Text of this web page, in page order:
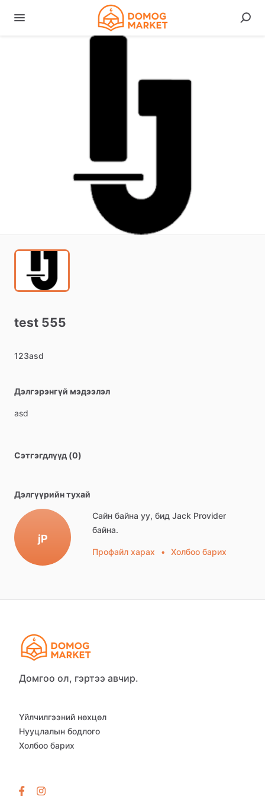
test 555
123asd
Дэлгэрэнгүй мэдээлэл
asd
Сэтгэгдлүүд (0)
Дэлгүүрийн тухай
jP
Сайн байна уу, бид Jack Provider
байна.
Профайл харах • Холбоо барих
Домгоо ол, гэртээ авчир.
Үйлчилгээний нөхцөл
Нууцлалын бодлого
Холбоо барих